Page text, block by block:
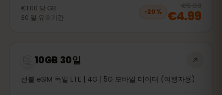
€1.00 당 GB
30 일 유효기간
−20%
€5.99
€4.99
10GB 30일
선불 eSIM 독일 LTE | 4G | 5G 모바일 데이터 (여행자용)